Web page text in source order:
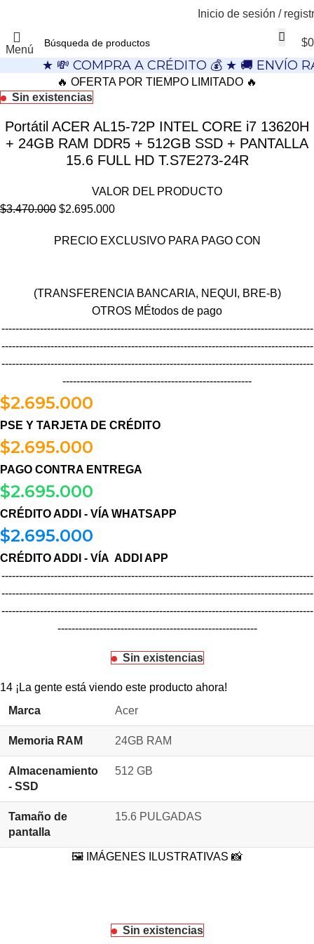
Inicio de sesión /
Menú
$0
★ 💸 COMPRA A CRÉDITO 💰 ★ 🚚 ENVÍO
🔥 OFERTA POR TIEMPO LIMITADO 🔥
Sin existencias
Portátil ACER AL15-72P INTEL CORE i7 13620H
+ 24GB RAM DDR5 + 512GB SSD + PANTALLA
15.6 FULL HD T.S7E273-24R
VALOR DEL PRODUCTO
$3.470.000 $2.695.000
PRECIO EXCLUSIVO PARA PAGO CON
(TRANSFERENCIA BANCARIA, NEQUI, BRE-B)
OTROS MÉtodos de pago
-----------------------------------------------------------------------------------------
-----------------------------------------------------------------------------------------
-----------------------------------------------------------------------------------------
------------------------------------------------------
$2.695.000
PSE Y TARJETA DE CRÉDITO
$2.695.000
PAGO CONTRA ENTREGA
$2.695.000
CRÉDITO ADDI - VÍA WHATSAPP
$2.695.000
CRÉDITO ADDI - VÍA ADDI APP
-----------------------------------------------------------------------------------------
-----------------------------------------------------------------------------------------
-----------------------------------------------------------------------------------------
---------------------------------------------------------
Sin existencias
14 ¡La gente está viendo este producto ahora!
Marca
Acer
Memoria RAM 24GB RAM
Almacenamiento
- SSD
512 GB
Tamaño de
pantalla
15.6 PULGADAS
🖼️ IMÁGENES ILUSTRATIVAS 📸
Sin existencias